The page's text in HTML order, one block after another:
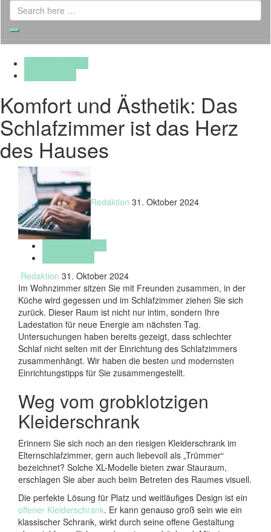
for:
Search
Komfort und Ästhetik: Das
Schlafzimmer ist das Herz
des Hauses
Redaktion 31. Oktober 2024
Redaktion 31. Oktober 2024
Im Wohnzimmer sitzen Sie mit Freunden zusammen, in der
Küche wird gegessen und im Schlafzimmer ziehen Sie sich
zurück. Dieser Raum ist nicht nur intim, sondern Ihre
Ladestation für neue Energie am nächsten Tag.
Untersuchungen haben bereits gezeigt, dass schlechter
Schlaf nicht selten mit der Einrichtung des Schlafzimmers
zusammenhängt. Wir haben die besten und modernsten
Einrichtungstipps für Sie zusammengestellt.
Weg vom grobklotzigen
Kleiderschrank
Erinnern Sie sich noch an den riesigen Kleiderschrank im
Elternschlafzimmer, gern auch liebevoll als „Trümmer“
bezeichnet? Solche XL-Modelle bieten zwar Stauraum,
erschlagen Sie aber auch beim Betreten des Raumes visuell.
Die perfekte Lösung für Platz und weitläufiges Design ist ein
offener Kleiderschrank. Er kann genauso groß sein wie ein
klassischer Schrank, wirkt durch seine offene Gestaltung